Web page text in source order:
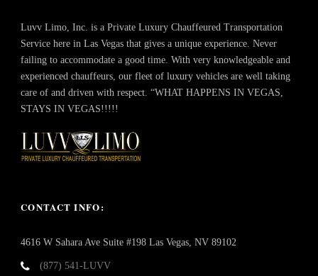
Luvv Limo, Inc. is a Private Luxury Chauffeured Transportation
Service here in Las Vegas that gives a unique experience. Never
failing to accommodate a good time. With very knowledgeable and
experienced chauffeurs, our fleet of luxury vehicles are well taking
care of and driven with respect. “WHAT HAPPENS IN VEGAS,
STAYS IN VEGAS!!!!!
CONTACT INFO:
4616 W Sahara Ave Suite #198 Las Vegas, NV 89102
(877) 541-LUVV